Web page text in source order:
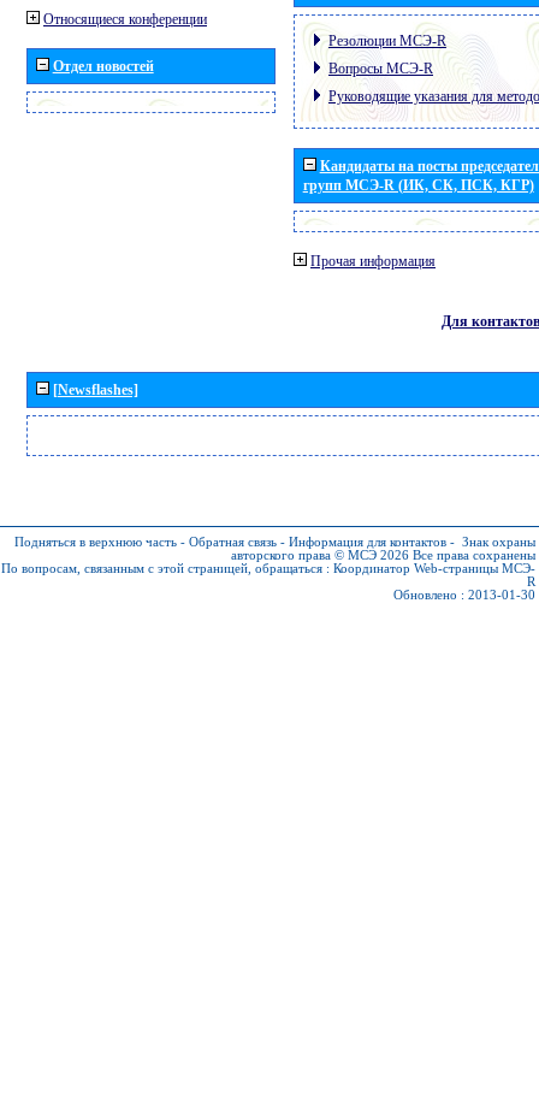
Относящиеся конференции
Отдел новостей
Резолюции МСЭ-R
Вопросы МСЭ-R
Руководящие указания для
Кандидаты на посты
групп МСЭ-R (ИК, СК, ПСК, КГР)
Прочая информация
Для контактов
[Newsflashes]
Подняться в верхнюю часть - Обратная связь - Информация для контактов - Знак охраны
авторского права © МСЭ 2026 Все права сохранены
По вопросам, связанным с этой страницей, обращаться : Координатор Web-страницы МСЭ-
R
Обновлено : 2013-01-30